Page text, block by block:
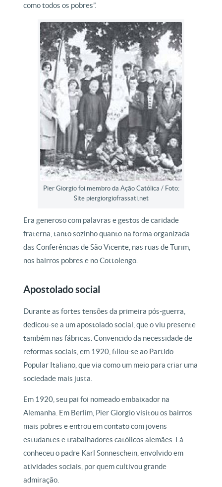
como todos os pobres”.
Pier Giorgio foi membro da Ação Católica / Foto:
Site piergiorgiofrassati.net
Era generoso com palavras e gestos de caridade
fraterna, tanto sozinho quanto na forma organizada
das Conferências de São Vicente, nas ruas de Turim,
nos bairros pobres e no Cottolengo.
Apostolado social
Durante as fortes tensões da primeira pós-guerra,
dedicou-se a um apostolado social, que o viu presente
também nas fábricas. Convencido da necessidade de
reformas sociais, em 1920, filiou-se ao Partido
Popular Italiano, que via como um meio para criar uma
sociedade mais justa.
Em 1920, seu pai foi nomeado embaixador na
Alemanha. Em Berlim, Pier Giorgio visitou os bairros
mais pobres e entrou em contato com jovens
estudantes e trabalhadores católicos alemães. Lá
conheceu o padre Karl Sonneschein, envolvido em
atividades sociais, por quem cultivou grande
admiração.